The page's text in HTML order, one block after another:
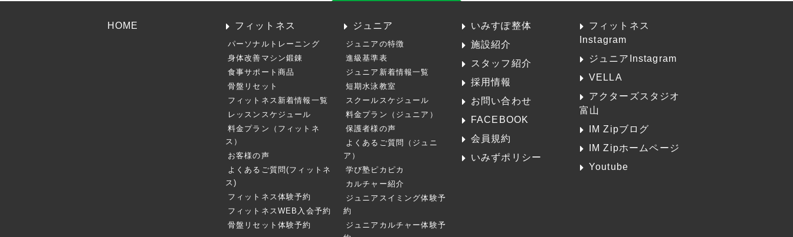
HOME フィットネス
パーソナルトレーニング
身体改善マシン鍛錬
食事サポート商品
骨盤リセット
フィットネス新着情報一覧
レッスンスケジュール
料金プラン（フィットネ
ス）
お客様の声
よくあるご質問(フィットネ
ス)
フィットネス体験予約
フィットネスWEB入会予約
骨盤リセット体験予約
ジュニア
ジュニアの特徴
進級基準表
ジュニア新着情報一覧
短期水泳教室
スクールスケジュール
料金プラン（ジュニア）
保護者様の声
よくあるご質問（ジュニ
ア）
学び塾ピカピカ
カルチャー紹介
ジュニアスイミング体験予
約
ジュニアカルチャー体験予
いみすぽ整体
施設紹介
スタッフ紹介
採用情報
お問い合わせ
FACEBOOK
会員規約
いみずポリシー
フィットネス
Instagram
ジュニアInstagram
VELLA
アクターズスタジオ
富山
IM Zipブログ
IM Zipホームページ
Youtube